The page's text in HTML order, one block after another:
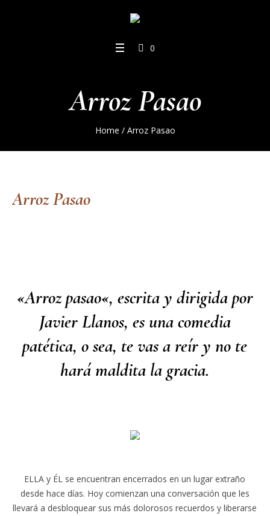
0
Arroz Pasao
Home / Arroz Pasao
Arroz Pasao
«Arroz pasao«, escrita y dirigida por
Javier Llanos, es una comedia
patética, o sea, te vas a reír y no te
hará maldita la gracia.
ELLA y ÉL se encuentran encerrados en un lugar extraño
desde hace días. Hoy comienzan una conversación que les
llevará a desbloquear sus más dolorosos recuerdos y liberarse